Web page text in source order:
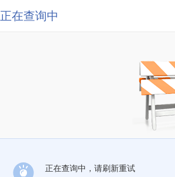
正在查询中
正在查询中，请刷新重试